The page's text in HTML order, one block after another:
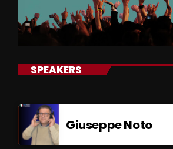
SPEAKERS
Giuseppe Noto